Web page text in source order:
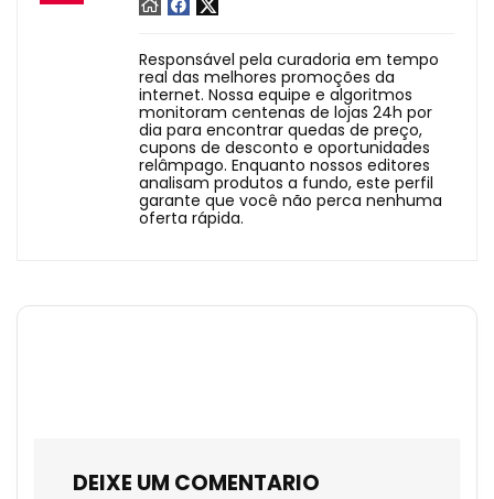
Responsável pela curadoria em tempo
real das melhores promoções da
internet. Nossa equipe e algoritmos
monitoram centenas de lojas 24h por
dia para encontrar quedas de preço,
cupons de desconto e oportunidades
relâmpago. Enquanto nossos editores
analisam produtos a fundo, este perfil
garante que você não perca nenhuma
oferta rápida.
DEIXE UM COMENTARIO